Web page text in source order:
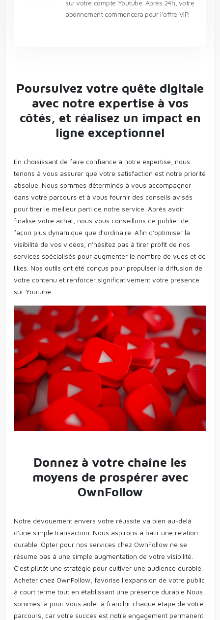
sur votre compte Youtube. Après 24h, votre
abonnement commencera pour l’offre VIP.
Poursuivez votre quête digitale
avec notre expertise à vos
côtés, et réalisez un impact en
ligne exceptionnel
En choisissant de faire confiance à notre expertise, nous
tenons à vous assurer que votre satisfaction est notre priorité
absolue. Nous sommes déterminés à vous accompagner
dans votre parcours et à vous fournir des conseils avisés
pour tirer le meilleur parti de notre service. Après avoir
finalisé votre achat, nous vous conseillons de publier de
façon plus dynamique que d'ordinaire. Afin d'optimiser la
visibilité de vos vidéos, n'hésitez pas à tirer profit de nos
services spécialisés pour augmenter le nombre de vues et de
likes. Nos outils ont été conçus pour propulser la diffusion de
votre contenu et renforcer significativement votre présence
sur Youtube.
Donnez à votre chaîne les
moyens de prospérer avec
OwnFollow
Notre dévouement envers votre réussite va bien au-delà
d'une simple transaction. Nous aspirons à bâtir une relation
durable. Opter pour nos services chez OwnFollow ne se
résume pas à une simple augmentation de votre visibilité.
C'est plutôt une stratégie pour cultiver une audience durable.
Acheter chez OwnFollow, favorise l'expansion de votre public
à court terme tout en établissant une présence durable Nous
sommes là pour vous aider à franchir chaque étape de votre
parcours, car votre succès est notre engagement permanent.